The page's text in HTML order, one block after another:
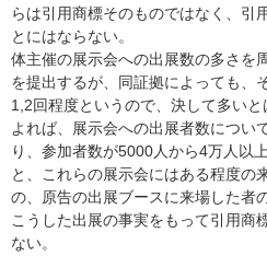
らは引用商標そのものではなく、引
とにはならない。
体主催の展示会への出展数の多さを
を提出するが、同証拠によっても、
1,2回程度というので、決して多い
よれば、展示会への出展者数につい
り、参加者数が5000人から4万人以
と、これらの展示会にはある程度の
の、原告の出展ブースに来場した者
こうした出展の事実をもって引用商
ない。